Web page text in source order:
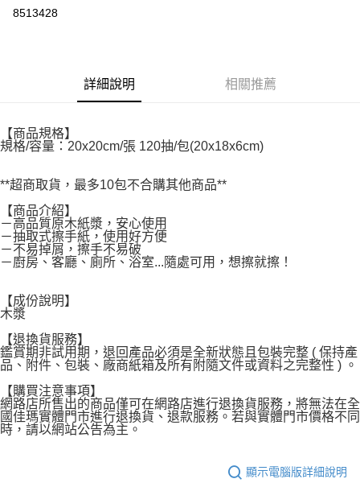
付款後全家取貨
每筆NT$60，滿NT$599(含以上)免運費
每筆NT$60，滿NT$599(含以上)免運費
每筆NT$120，滿NT$1,999(含以上)免運費
8513428
詳細說明 相關推薦
【商品規格】
規格/容量：20x20cm/張 120抽/包(20x18x6cm)
**超商取貨，最多10包不合購其他商品**
【商品介紹】
－高品質原木紙漿，安心使用
－抽取式擦手紙，使用好方便
－不易掉屑，擦手不易破
－廚房、客廳、廁所、浴室...隨處可用，想擦就擦！
【成份說明】
木漿
【退換貨服務】
鑑賞期非試用期，退回產品必須是全新狀態且包裝完整 ( 保持產
品、附件、包裝、廠商紙箱及所有附隨文件或資料之完整性 ) 。
【購買注意事項】
網路店所售出的商品僅可在網路店進行退換貨服務，將無法在全
國佳瑪實體門市進行退換貨、退款服務。若與實體門市價格不同
時，請以網站公告為主。
顯示電腦版詳細說明